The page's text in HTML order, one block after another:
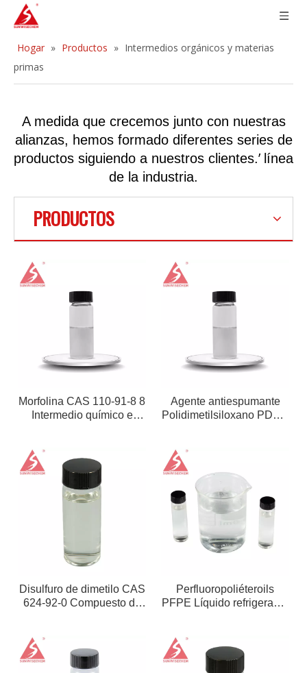
Hogar » Productos » Intermedios orgánicos y materias
primas
A medida que crecemos junto con nuestras
alianzas, hemos formado diferentes series de
productos siguiendo a nuestros clientes.’ línea
de la industria.
PRODUCTOS
Morfolina CAS 110-91-8 8
Intermedio químico e
caucho
Agente antiespumante
Polidimetilsiloxano PDMS
Disulfuro de dimetilo CAS
624-92-0 Compuesto de
Perfluoropoliéteroils
PFPE Líquido refrigerante